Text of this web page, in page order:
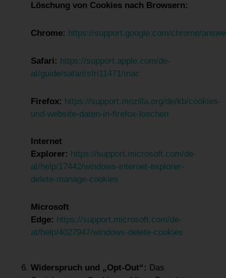
Löschung von Cookies nach Browsern:
Chrome: https://support.google.com/chrome/
Safari: https://support.apple.com/de-
at/guide/safari/sfri11471/mac
Firefox: https://support.mozilla.org/de/kb/cookies-
und-website-daten-in-firefox-loschen
Internet
Explorer: https://support.microsoft.com/de-
at/help/17442/windows-internet-explorer-
delete-manage-cookies
Microsoft
Edge: https://support.microsoft.com/de-
at/help/4027947/windows-delete-cookies
Widerspruch und „Opt-Out“: Das